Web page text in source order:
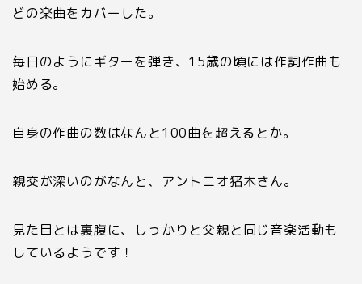
どの楽曲をカバーした。
毎日のようにギターを弾き、 15歳の頃には作詞作曲も
始める。
自身の作曲の数はなんと100曲を超えるとか。
親交が深いのがなんと、アントニオ猪木さん。
見た目とは裏腹に、しっかりと父親と同じ音楽活動も
しているようです！